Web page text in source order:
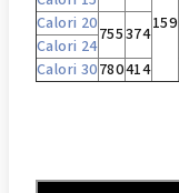
159
Calori 20755374
Calori 24
Calori 30780414